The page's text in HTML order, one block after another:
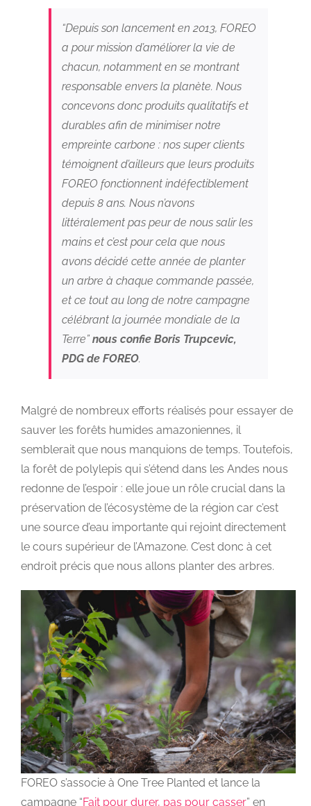
“Depuis son lancement en 2013, FOREO
a pour mission d’améliorer la vie de
chacun, notamment en se montrant
responsable envers la planète. Nous
concevons donc produits qualitatifs et
durables afin de minimiser notre
empreinte carbone : nos super clients
témoignent d’ailleurs que leurs produits
FOREO fonctionnent indéfectiblement
depuis 8 ans. Nous n’avons
littéralement pas peur de nous salir les
mains et c’est pour cela que nous
avons décidé cette année de planter
un arbre à chaque commande passée,
et ce tout au long de notre campagne
célébrant la journée mondiale de la
Terre”nous confie Boris Trupcevic,
PDG de FOREO.
Malgré de nombreux efforts réalisés pour essayer de
sauver les forêts humides amazoniennes, il
semblerait que nous manquions de temps. Toutefois,
la forêt de polylepis qui s’étend dans les Andes nous
redonne de l’espoir : elle joue un rôle crucial dans la
préservation de l’écosystème de la région car c’est
une source d’eau importante qui rejoint directement
le cours supérieur de l’Amazone. C’est donc à cet
endroit précis que nous allons planter des arbres.
FOREO s’associe à One Tree Planted et lance la
campagne “Fait pour durer, pas pour casser” en